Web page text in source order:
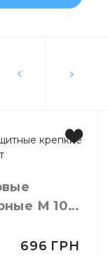
М 100
696 ГРН